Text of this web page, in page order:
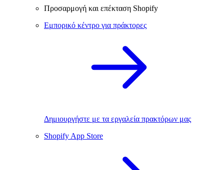
Προσαρμογή και επέκταση Shopify
Εμπορικό κέντρο για πράκτορες
Δημιουργήστε με τα εργαλεία πρακτόρων μας
Shopify App Store